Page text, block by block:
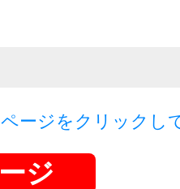
ージをクリックし
ジ